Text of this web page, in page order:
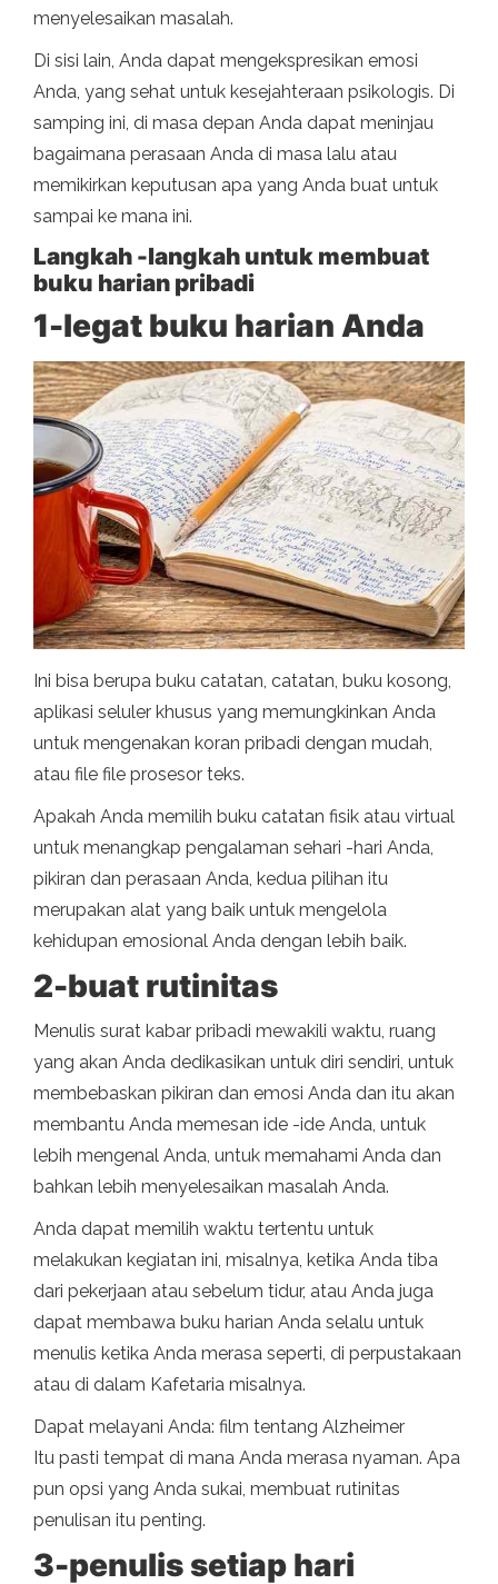
menyelesaikan masalah.
Di sisi lain, Anda dapat mengekspresikan emosi
Anda, yang sehat untuk kesejahteraan psikologis. Di
samping ini, di masa depan Anda dapat meninjau
bagaimana perasaan Anda di masa lalu atau
memikirkan keputusan apa yang Anda buat untuk
sampai ke mana ini.
Langkah -langkah untuk membuat
buku harian pribadi
1-legat buku harian Anda
Ini bisa berupa buku catatan, catatan, buku kosong,
aplikasi seluler khusus yang memungkinkan Anda
untuk mengenakan koran pribadi dengan mudah,
atau file file prosesor teks.
Apakah Anda memilih buku catatan fisik atau virtual
untuk menangkap pengalaman sehari -hari Anda,
pikiran dan perasaan Anda, kedua pilihan itu
merupakan alat yang baik untuk mengelola
kehidupan emosional Anda dengan lebih baik.
2-buat rutinitas
Menulis surat kabar pribadi mewakili waktu, ruang
yang akan Anda dedikasikan untuk diri sendiri, untuk
membebaskan pikiran dan emosi Anda dan itu akan
membantu Anda memesan ide -ide Anda, untuk
lebih mengenal Anda, untuk memahami Anda dan
bahkan lebih menyelesaikan masalah Anda.
Anda dapat memilih waktu tertentu untuk
melakukan kegiatan ini, misalnya, ketika Anda tiba
dari pekerjaan atau sebelum tidur, atau Anda juga
dapat membawa buku harian Anda selalu untuk
menulis ketika Anda merasa seperti, di perpustakaan
atau di dalam Kafetaria misalnya.
Dapat melayani Anda: film tentang Alzheimer
Itu pasti tempat di mana Anda merasa nyaman. Apa
pun opsi yang Anda sukai, membuat rutinitas
penulisan itu penting.
3-penulis setiap hari